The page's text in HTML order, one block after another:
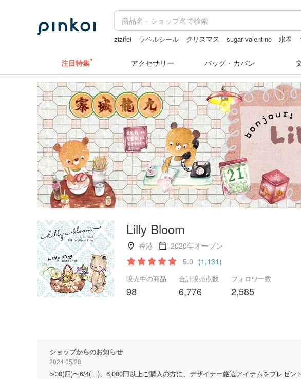
zizifei ラベルシール クリスマス sugar valentine 水着
注目特集 アクセサリー バッグ・カバン
Lilly Bloom
香港
2020年オープン
5.0 (1,131)
販売中の商品
98
合計販売点数
6,776
フォロワー数
2,585
ショップからのお知らせ
2024/05/28
5/30(四)〜6/4(二)、6,000円以上ご購入の方に、デザイナー厳選アイテムをプレゼン